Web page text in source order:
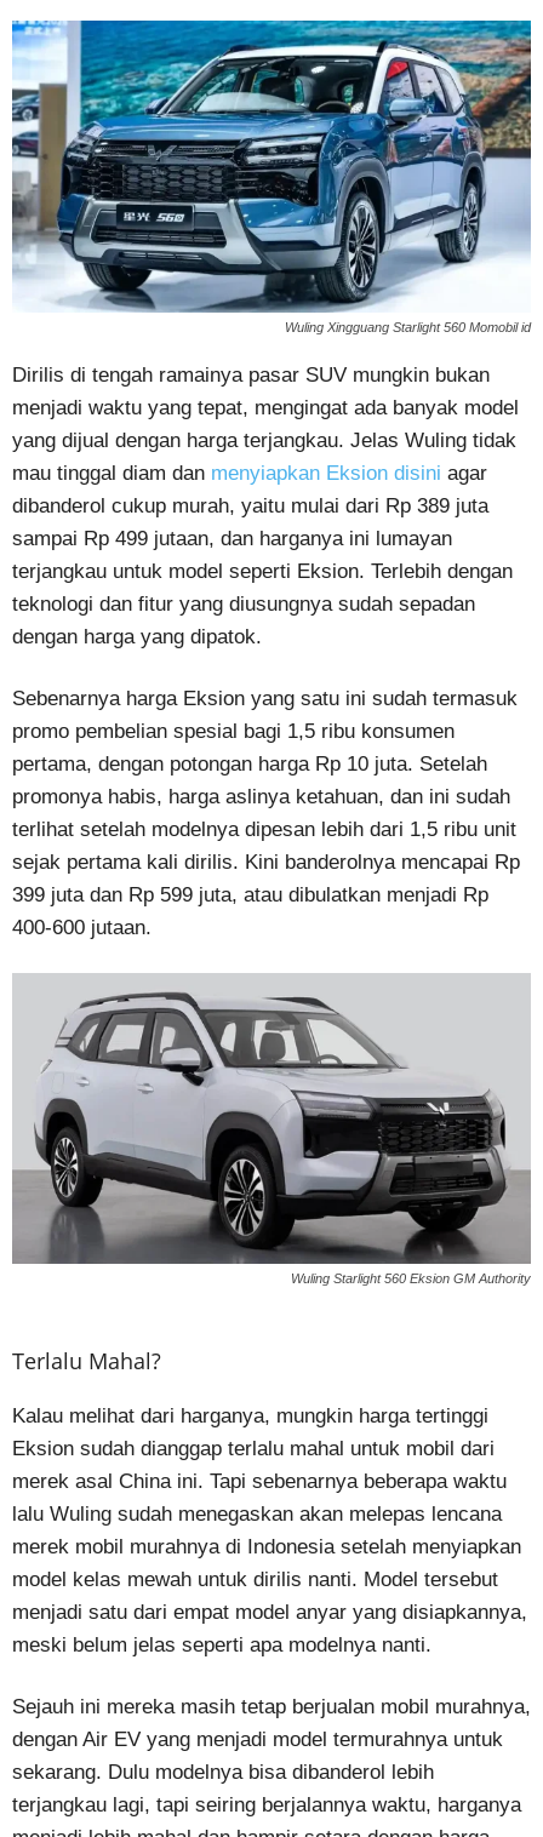
Wuling Xingguang Starlight 560 Momobil id
Dirilis di tengah ramainya pasar SUV mungkin bukan
menjadi waktu yang tepat, mengingat ada banyak model
yang dijual dengan harga terjangkau. Jelas Wuling tidak
mau tinggal diam dan menyiapkan Eksion disini agar
dibanderol cukup murah, yaitu mulai dari Rp 389 juta
sampai Rp 499 jutaan, dan harganya ini lumayan
terjangkau untuk model seperti Eksion. Terlebih dengan
teknologi dan fitur yang diusungnya sudah sepadan
dengan harga yang dipatok.
Sebenarnya harga Eksion yang satu ini sudah termasuk
promo pembelian spesial bagi 1,5 ribu konsumen
pertama, dengan potongan harga Rp 10 juta. Setelah
promonya habis, harga aslinya ketahuan, dan ini sudah
terlihat setelah modelnya dipesan lebih dari 1,5 ribu unit
sejak pertama kali dirilis. Kini banderolnya mencapai Rp
399 juta dan Rp 599 juta, atau dibulatkan menjadi Rp
400-600 jutaan.
Wuling Starlight 560 Eksion GM Authority
Terlalu Mahal?
Kalau melihat dari harganya, mungkin harga tertinggi
Eksion sudah dianggap terlalu mahal untuk mobil dari
merek asal China ini. Tapi sebenarnya beberapa waktu
lalu Wuling sudah menegaskan akan melepas lencana
merek mobil murahnya di Indonesia setelah menyiapkan
model kelas mewah untuk dirilis nanti. Model tersebut
menjadi satu dari empat model anyar yang disiapkannya,
meski belum jelas seperti apa modelnya nanti.
Sejauh ini mereka masih tetap berjualan mobil murahnya,
dengan Air EV yang menjadi model termurahnya untuk
sekarang. Dulu modelnya bisa dibanderol lebih
terjangkau lagi, tapi seiring berjalannya waktu, harganya